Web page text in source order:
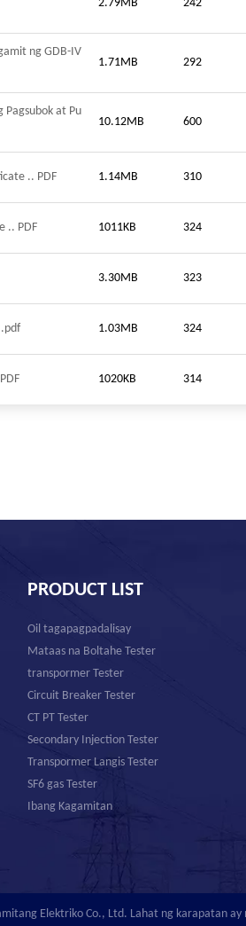
2.79MB 242
ng GDB-IV
1.71MB 292
at Pu
10.12MB 600
.. PDF 1.14MB 310
.. PDF 1011KB 324
3.30MB 323
1.03MB 324
1020KB 314
PRODUCT LIST
Oil tagapagpadalisay
Mataas na Boltahe Tester
transpormer Tester
Circuit Breaker Tester
CT PT Tester
Secondary Injection Tester
Transpormer Langis Tester
SF6 gas Tester
Ibang Kagamitan
Elektriko Co., Ltd. Lahat ng karapatan ay